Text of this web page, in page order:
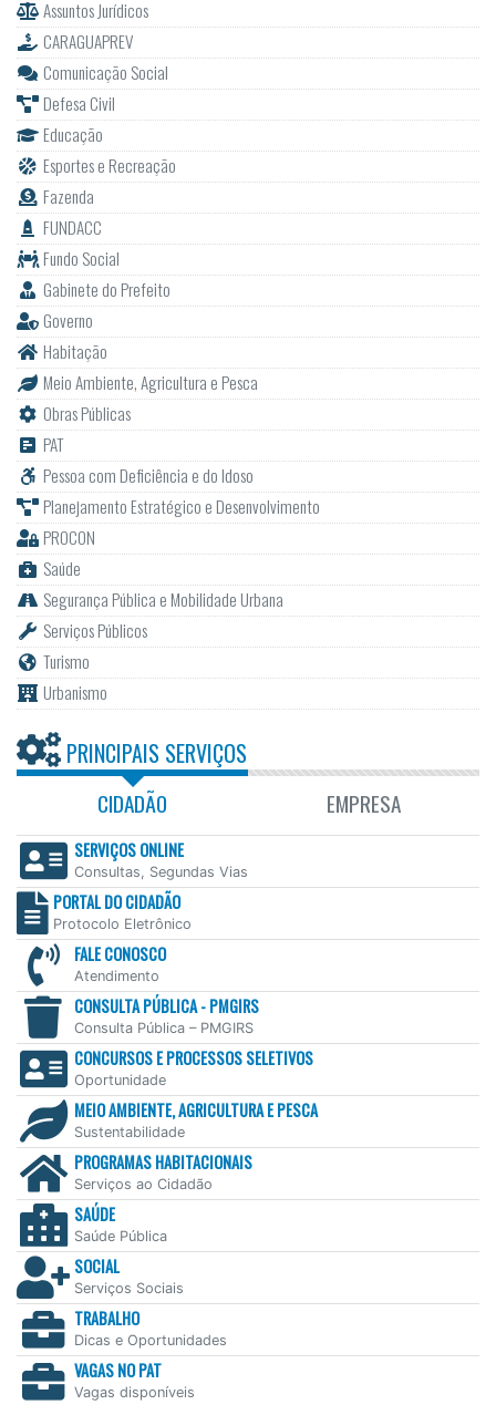
Assuntos Jurídicos
CARAGUAPREV
Comunicação Social
Defesa Civil
Educação
Esportes e Recreação
Fazenda
FUNDACC
Fundo Social
Gabinete do Prefeito
Governo
Habitação
Meio Ambiente, Agricultura e Pesca
Obras Públicas
PAT
Pessoa com Deficiência e do Idoso
Planejamento Estratégico e Desenvolvimento
PROCON
Saúde
Segurança Pública e Mobilidade Urbana
Serviços Públicos
Turismo
Urbanismo
PRINCIPAIS SERVIÇOS
CIDADÃO EMPRESA
SERVIÇOS ONLINE
Consultas, Segundas Vias
PORTAL DO CIDADÃO
Protocolo Eletrônico
FALE CONOSCO
Atendimento
CONSULTA PÚBLICA - PMGIRS
Consulta Pública – PMGIRS
CONCURSOS E PROCESSOS SELETIVOS
Oportunidade
MEIO AMBIENTE, AGRICULTURA E PESCA
Sustentabilidade
PROGRAMAS HABITACIONAIS
Serviços ao Cidadão
SAÚDE
Saúde Pública
SOCIAL
Serviços Sociais
TRABALHO
Dicas e Oportunidades
VAGAS NO PAT
Vagas disponíveis